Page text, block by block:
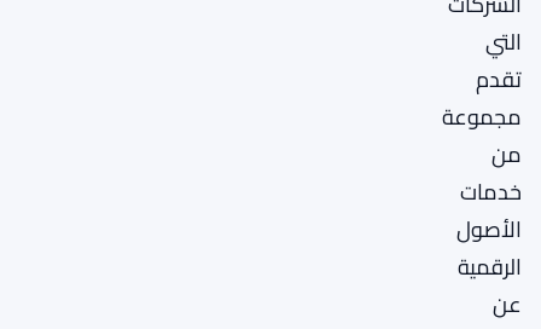
التي
تقدم
مجموعة
من
خدمات
الأصول
الرقمية
عن